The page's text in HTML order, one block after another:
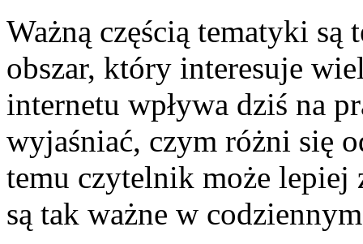
Ważną częścią tematyki
obszar, który interesuje
internetu wpływa dziś na
wyjaśniać, czym różni się
temu czytelnik może lepiej
są tak ważne w